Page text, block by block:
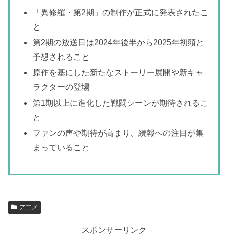
「異修羅・第2期」の制作が正式に発表されたこ
と
第2期の放送日は2024年後半から2025年初頭と
予想されること
原作を基にした新たなストーリー展開や新キャ
ラクターの登場
第1期以上に進化した戦闘シーンが期待されるこ
と
ファンの声や期待が高まり、続報への注目が集
まっていること
ア二メ
スポンサーリンク